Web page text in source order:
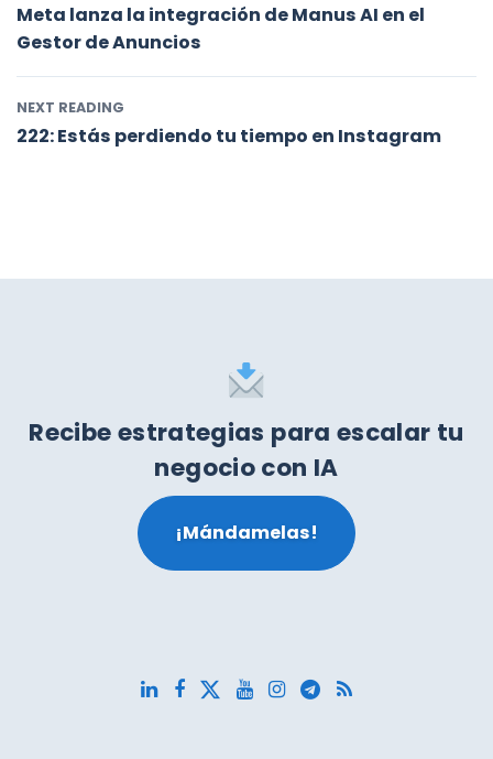
Meta lanza la integración de Manus AI en el
Gestor de Anuncios
NEXT READING
222: Estás perdiendo tu tiempo en Instagram
Recibe estrategias para escalar tu
negocio con IA
¡Mándamelas!